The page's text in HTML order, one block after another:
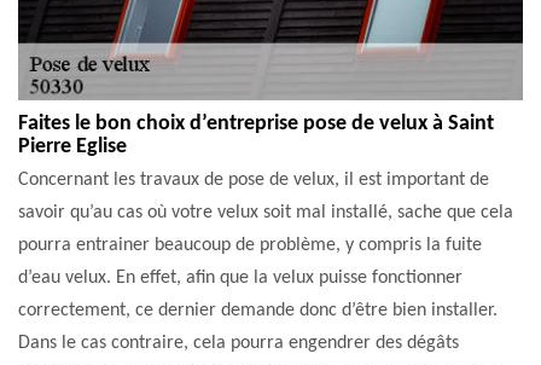
Faites le bon choix d’entreprise pose de velux à Saint
Pierre Eglise
Concernant les travaux de pose de velux, il est important de
savoir qu’au cas où votre velux soit mal installé, sache que cela
pourra entrainer beaucoup de problème, y compris la fuite
d’eau velux. En effet, afin que la velux puisse fonctionner
correctement, ce dernier demande donc d’être bien installer.
Dans le cas contraire, cela pourra engendrer des dégâts